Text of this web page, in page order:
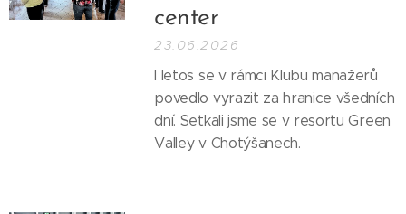
center
23.06.2026
I letos se v rámci Klubu manažerů
povedlo vyrazit za hranice všedních
dní. Setkali jsme se v resortu Green
Valley v Chotýšanech.